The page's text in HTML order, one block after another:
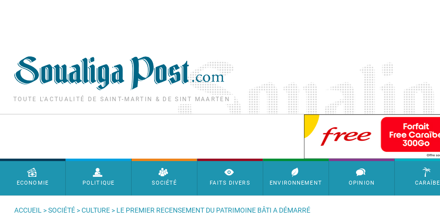
TOUTE L'ACTUALITÉ DE SAINT-MARTIN & DE SINT MAARTEN
SimpleAds Block Bannière
Menu principal
ECONOMIE POLITIQUE SOCIÉTÉ FAITS DIVERS ENVIRONNEMENT OPINION CARAÏBE
ACCUEIL >SOCIÉTÉ >CULTURE > LE PREMIER RECENSEMENT DU PATRIMOINE BÂTI A DÉMARRÉ